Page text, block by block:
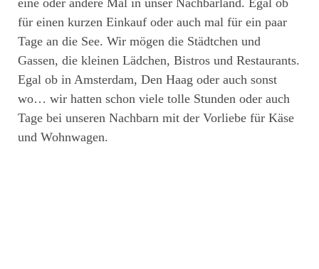
für einen kurzen Einkauf oder auch mal für ein paar
Tage an die See. Wir mögen die Städtchen und
Gassen, die kleinen Lädchen, Bistros und Restaurants.
Egal ob in Amsterdam, Den Haag oder auch sonst
wo… wir hatten schon viele tolle Stunden oder auch
Tage bei unseren Nachbarn mit der Vorliebe für Käse
und Wohnwagen.